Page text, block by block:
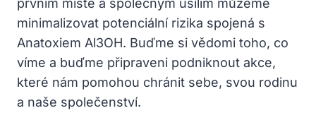
minimalizovat potenciální rizika spojená s
Anatoxiem Al3OH. Buďme si vědomi toho, co
víme a buďme připraveni podniknout akce,
které nám pomohou chránit sebe, svou rodinu
a naše společenství.